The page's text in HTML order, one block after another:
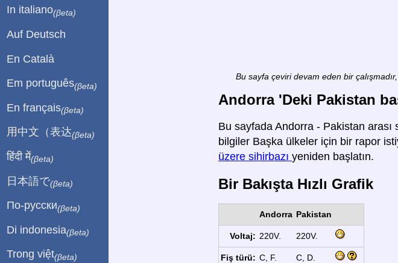
Bu sayfa çeviri devam eden bir
Andorra 'Deki Pakistan
Bu sayfada Andorra - Pakistan
bilgiler Başka ülkeler için bir rapor
üzere sihirbazı yeniden başlatın.
Bir Bakışta Hızlı Grafik
Andorra Pakistan
Voltaj: 220V. 220V.
Fiş türü: C, F. C, D.
In italiano(βeta)
Auf Deutsch
En Català
Em português(βeta)
En français(βeta)
用中文（表达(βeta)
हिंदी में(βeta)
日本語で(βeta)
По-русски(βeta)
Di indonesia(βeta)
Trong việt(βeta)